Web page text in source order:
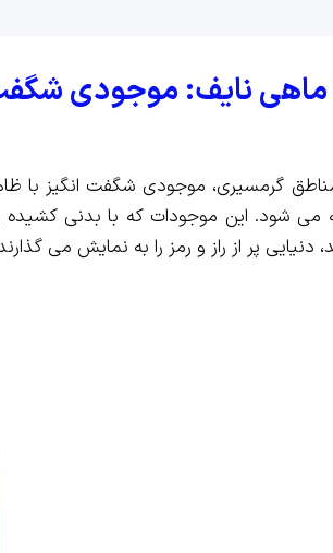
ماهی نایف: موجودی
گرمسیری، موجودی شگفت انگیز با
می شود. این موجودات که با بدنی
پر از راز و رمز را به نمایش می